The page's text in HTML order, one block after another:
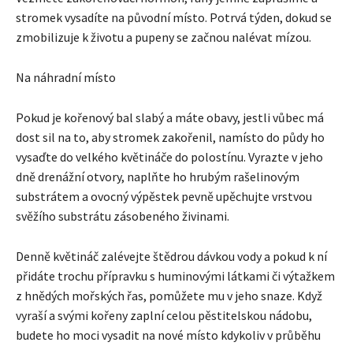
stromek vysadíte na původní místo. Potrvá týden, dokud se
zmobilizuje k životu a pupeny se začnou nalévat mízou.
Na náhradní místo
Pokud je kořenový bal slabý a máte obavy, jestli vůbec má
dost sil na to, aby stromek zakořenil, namísto do půdy ho
vysaďte do velkého květináče do polostínu. Vyrazte v jeho
dně drenážní otvory, naplňte ho hrubým rašelinovým
substrátem a ovocný výpěstek pevně upěchujte vrstvou
svěžího substrátu zásobeného živinami.
Denně květináč zalévejte štědrou dávkou vody a pokud k ní
přidáte trochu přípravku s huminovými látkami či výtažkem
z hnědých mořských řas, pomůžete mu v jeho snaze. Když
vyraší a svými kořeny zaplní celou pěstitelskou nádobu,
budete ho moci vysadit na nové místo kdykoliv v průběhu